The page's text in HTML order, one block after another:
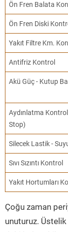
Ön Fren Balata
Ön Fren Diski
Yakıt Filtre Km.
Antifriz Kontrol
Akü Güç - Kutup
Aydınlatma
Stop)
Silecek Lastik -
Sıvı Sızıntı Kontrol
Yakıt Hortumları
Çoğu zaman
unuturuz.